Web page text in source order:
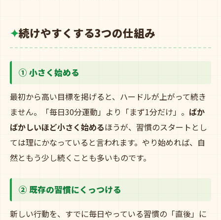
続けやすくする3つの仕組み
① 小さく始める
最初から高い目標を掲げると、ハードルが上がって続き
ません。「毎日30分運動」より「まず1分だけ」。 ばか
ばかしいほど小さく始めるほうが、習慣のスタートとし
ては理にかなっていると言われます。やり始めれば、自
然ともう少し続くことも多いものです。
② 既存の習慣にくっつける
新しい行動を、すでに毎日やっている習慣の「直後」に